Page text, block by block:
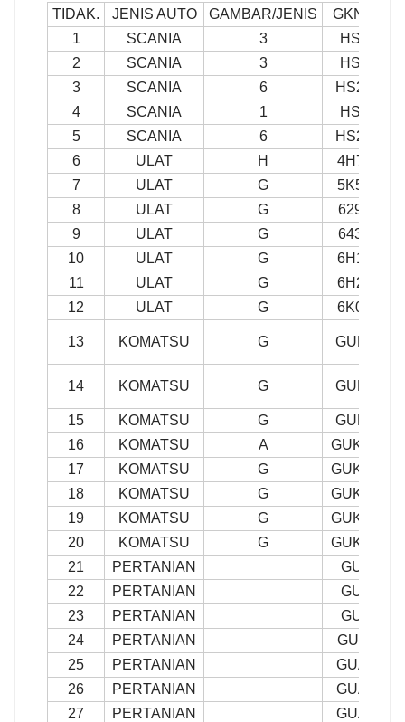
TIDAK.
JENIS AUTO GAMBAR/JENIS
GKN NO.
1
SCANIA 3
HS380
2
SCANIA 3
HS381
3
SCANIA 6
HS292T
4
SCANIA 1
HS176
5
SCANIA 6
HS268T
6
ULAT H
4H7808
7
ULAT G
5K5012
8
ULAT G
629815
9
ULAT G
643633
10
ULAT G
6H1261
11
ULAT G
6H2577
12
ULAT G 6K0316
13 KOMATSU G GUKO-1
14 KOMATSU G GUKO-4
15 KOMATSU G
GUKO-8
16
KOMATSU A
GUKO-13
17
KOMATSU G
GUKO-14
18
KOMATSU G
GUKO-15
19
KOMATSU G
GUKO-18
20
KOMATSU G
GUKO-22
21
PERTANIAN
GUA-5
22
PERTANIAN
GUA-7
23
PERTANIAN
GUA-8
24
PERTANIAN
GUA-11
25
PERTANIAN
GUA-13
26
PERTANIAN
GUA-18
27
PERTANIAN GUA-20